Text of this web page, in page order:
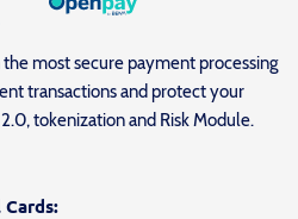
most secure payment processing
transactions and protect your
tokenization and Risk Module.